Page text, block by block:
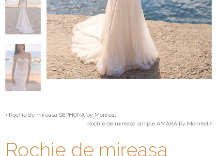
Rochie de mireasa SEPHORA by Monreal
Rochie de mireasa simple AMARA by Monreal
Rochie de mireasa